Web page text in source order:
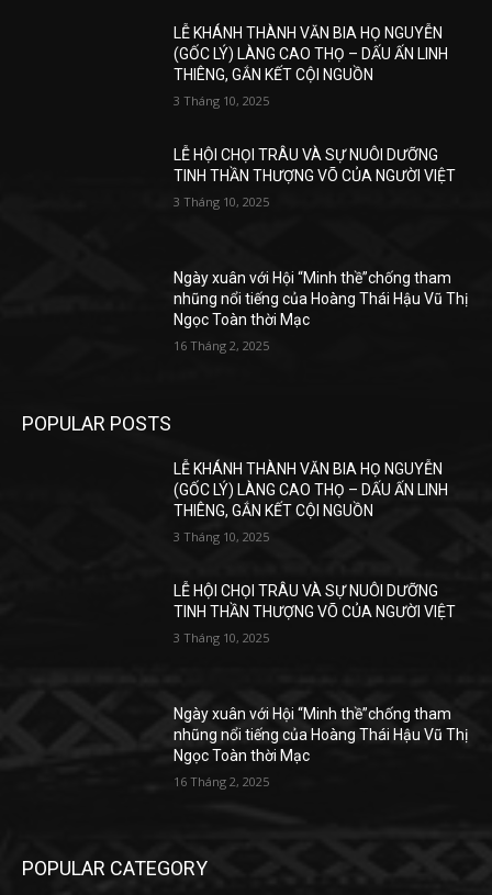
LỄ KHÁNH THÀNH VĂN BIA HỌ NGUYỄN
(GỐC LÝ) LÀNG CAO THỌ – DẤU ẤN LINH
THIÊNG, GẮN KẾT CỘI NGUỒN
3 Tháng 10, 2025
LỄ HỘI CHỌI TRÂU VÀ SỰ NUÔI DƯỠNG
TINH THẦN THƯỢNG VÕ CỦA NGƯỜI VIỆT
3 Tháng 10, 2025
Ngày xuân với Hội “Minh thề”chống tham
nhũng nổi tiếng của Hoàng Thái Hậu Vũ Thị
Ngọc Toàn thời Mạc
16 Tháng 2, 2025
POPULAR POSTS
LỄ KHÁNH THÀNH VĂN BIA HỌ NGUYỄN
(GỐC LÝ) LÀNG CAO THỌ – DẤU ẤN LINH
THIÊNG, GẮN KẾT CỘI NGUỒN
3 Tháng 10, 2025
LỄ HỘI CHỌI TRÂU VÀ SỰ NUÔI DƯỠNG
TINH THẦN THƯỢNG VÕ CỦA NGƯỜI VIỆT
3 Tháng 10, 2025
Ngày xuân với Hội “Minh thề”chống tham
nhũng nổi tiếng của Hoàng Thái Hậu Vũ Thị
Ngọc Toàn thời Mạc
16 Tháng 2, 2025
POPULAR CATEGORY